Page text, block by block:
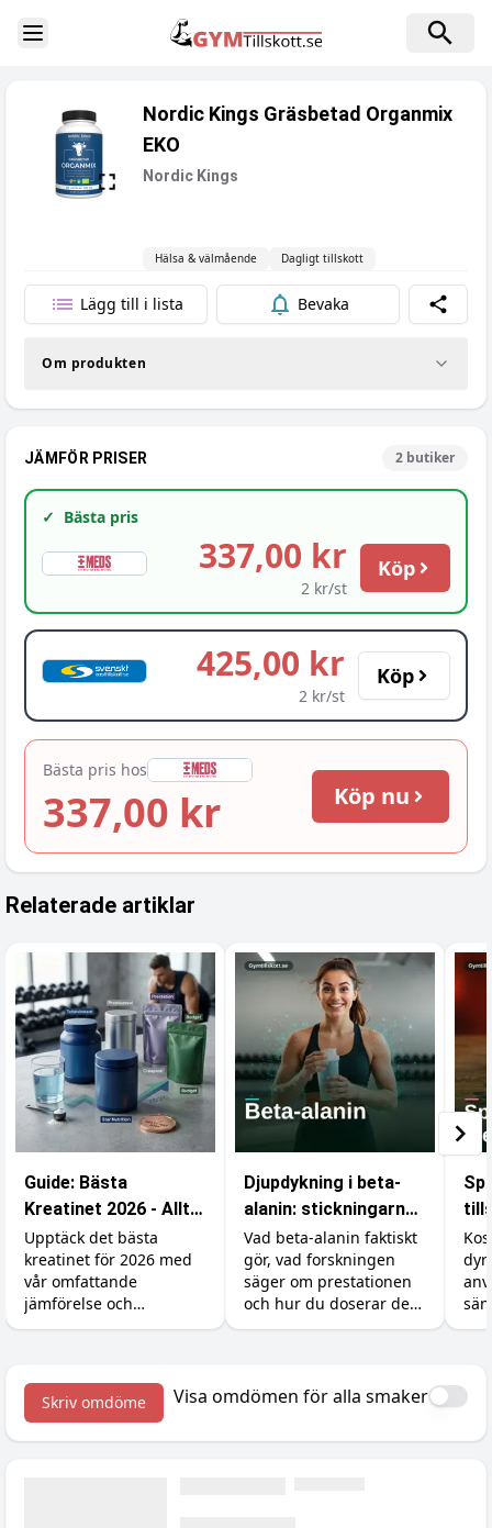
Toggle Sidebar
Nordic Kings Gräsbetad Organmix
EKO
Nordic Kings
Hälsa & välmående Dagligt tillskott
Lägg till i lista Bevaka Dela
Om produkten
JÄMFÖR PRISER 2 butiker
✓ Bästa pris
337,00 kr
2 kr/st
Köp
425,00 kr
2 kr/st
Köp
Bästa pris hos
337,00 kr Köp nu
Relaterade artiklar
Guide: Bästa
Kreatinet 2026 - Allt
du behöver veta
Upptäck det bästa
kreatinet för 2026 med
vår omfattande
jämförelse och
prisjämförelse.
Djupdykning i beta-
alanin: stickningarna,
karnosinet och
effekten
Vad beta-alanin faktiskt
gör, vad forskningen
säger om prestationen
och hur du doserar det
rätt (inklusive varför du
är
dyr
Så
Skriv omdöme Visa omdömen för alla smaker